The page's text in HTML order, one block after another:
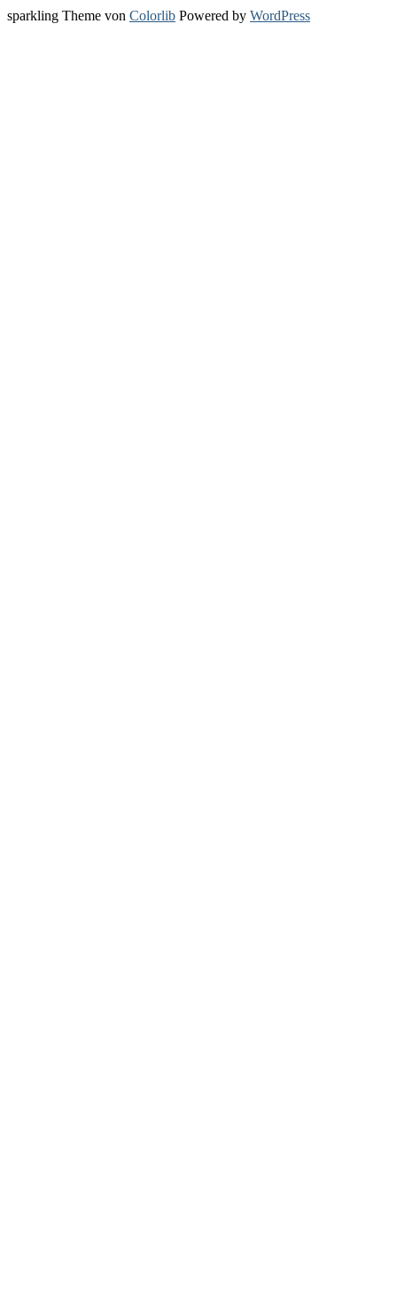
sparkling Theme von Colorlib Powered by WordPress